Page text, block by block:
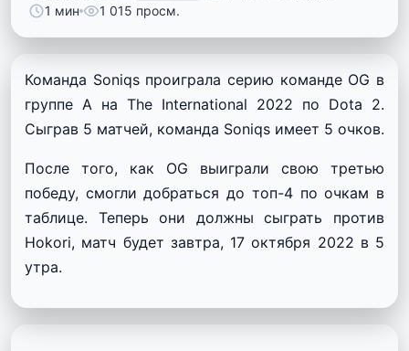
1 мин
1 015 просм.
Команда Soniqs проиграла серию команде OG в
группе А на The International 2022 по Dota 2.
Сыграв 5 матчей, команда Soniqs имеет 5 очков.
После того, как OG выиграли свою третью
победу, смогли добраться до топ-4 по очкам в
таблице. Теперь они должны сыграть против
Hokori, матч будет завтра, 17 октября 2022 в 5
утра.